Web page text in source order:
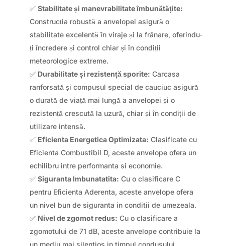
✅ Stabilitate și manevrabilitate îmbunătățite:
Construcția robustă a anvelopei asigură o
stabilitate excelentă în viraje și la frânare, oferindu-
ți încredere și control chiar și în condiții
meteorologice extreme.
✅ Durabilitate și rezistență sporite: Carcasa
ranforsată și compusul special de cauciuc asigură
o durată de viață mai lungă a anvelopei și o
rezistență crescută la uzură, chiar și în condiții de
utilizare intensă.
✅ Eficienta Energetica Optimizata: Clasificate cu
Eficienta Combustibil D, aceste anvelope ofera un
echilibru intre performanta si economie.
✅ Siguranta Imbunatatita: Cu o clasificare C
pentru Eficienta Aderenta, aceste anvelope ofera
un nivel bun de siguranta in conditii de umezeala.
✅ Nivel de zgomot redus: Cu o clasificare a
zgomotului de 71 dB, aceste anvelope contribuie la
un mediu mai silentios in timpul condusului.